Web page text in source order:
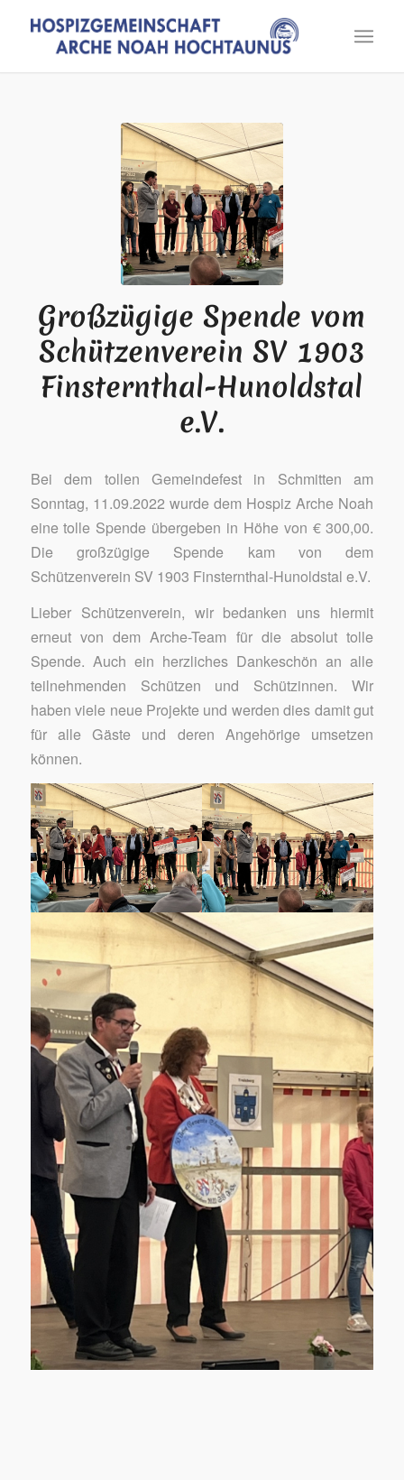
Großzügige Spende vom
Schützenverein SV 1903
Finsternthal-Hunoldstal
e.V.
Bei dem tollen Gemeindefest in Schmitten am
Sonntag, 11.09.2022 wurde dem Hospiz Arche Noah
eine tolle Spende übergeben in Höhe von € 300,00.
Die großzügige Spende kam von dem
Schützenverein SV 1903 Finsternthal-Hunoldstal e.V.
Lieber Schützenverein, wir bedanken uns hiermit
erneut von dem Arche-Team für die absolut tolle
Spende. Auch ein herzliches Dankeschön an alle
teilnehmenden Schützen und Schützinnen. Wir
haben viele neue Projekte und werden dies damit gut
für alle Gäste und deren Angehörige umsetzen
können.